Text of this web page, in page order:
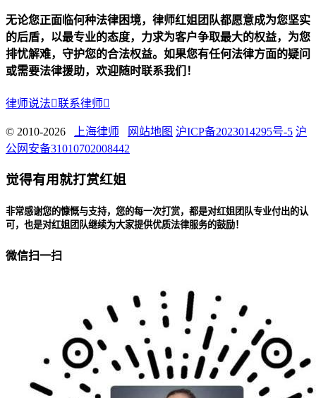
无论您正面临何种法律困境，律师红姐团队都愿意成为您坚实
的后盾，以最专业的态度，力求为客户争取最大的权益，为您
排忧解难，守护您的合法权益。如果您有任何法律方面的疑问
或需要法律援助，欢迎随时联系我们！
律师说法联系律师
© 2010-2026 上海律师 网站地图 沪ICP备2023014295号-5 沪
公网安备31010702008442
觉得有用就打赏红姐
非常感谢您的慷慨与支持，您的每一次打赏，都是对红姐团队专业付出的认
可，也是对红姐团队继续为大家提供优质法律服务的鼓励！
微信扫一扫